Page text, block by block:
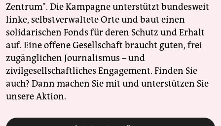
Zentrum". Die Kampagne unterstützt bundesweit
linke, selbstverwaltete Orte und baut einen
solidarischen Fonds für deren Schutz und Erhalt
auf. Eine offene Gesellschaft braucht guten, frei
zugänglichen Journalismus – und
zivilgesellschaftliches Engagement. Finden Sie
auch? Dann machen Sie mit und unterstützen Sie
unsere Aktion.